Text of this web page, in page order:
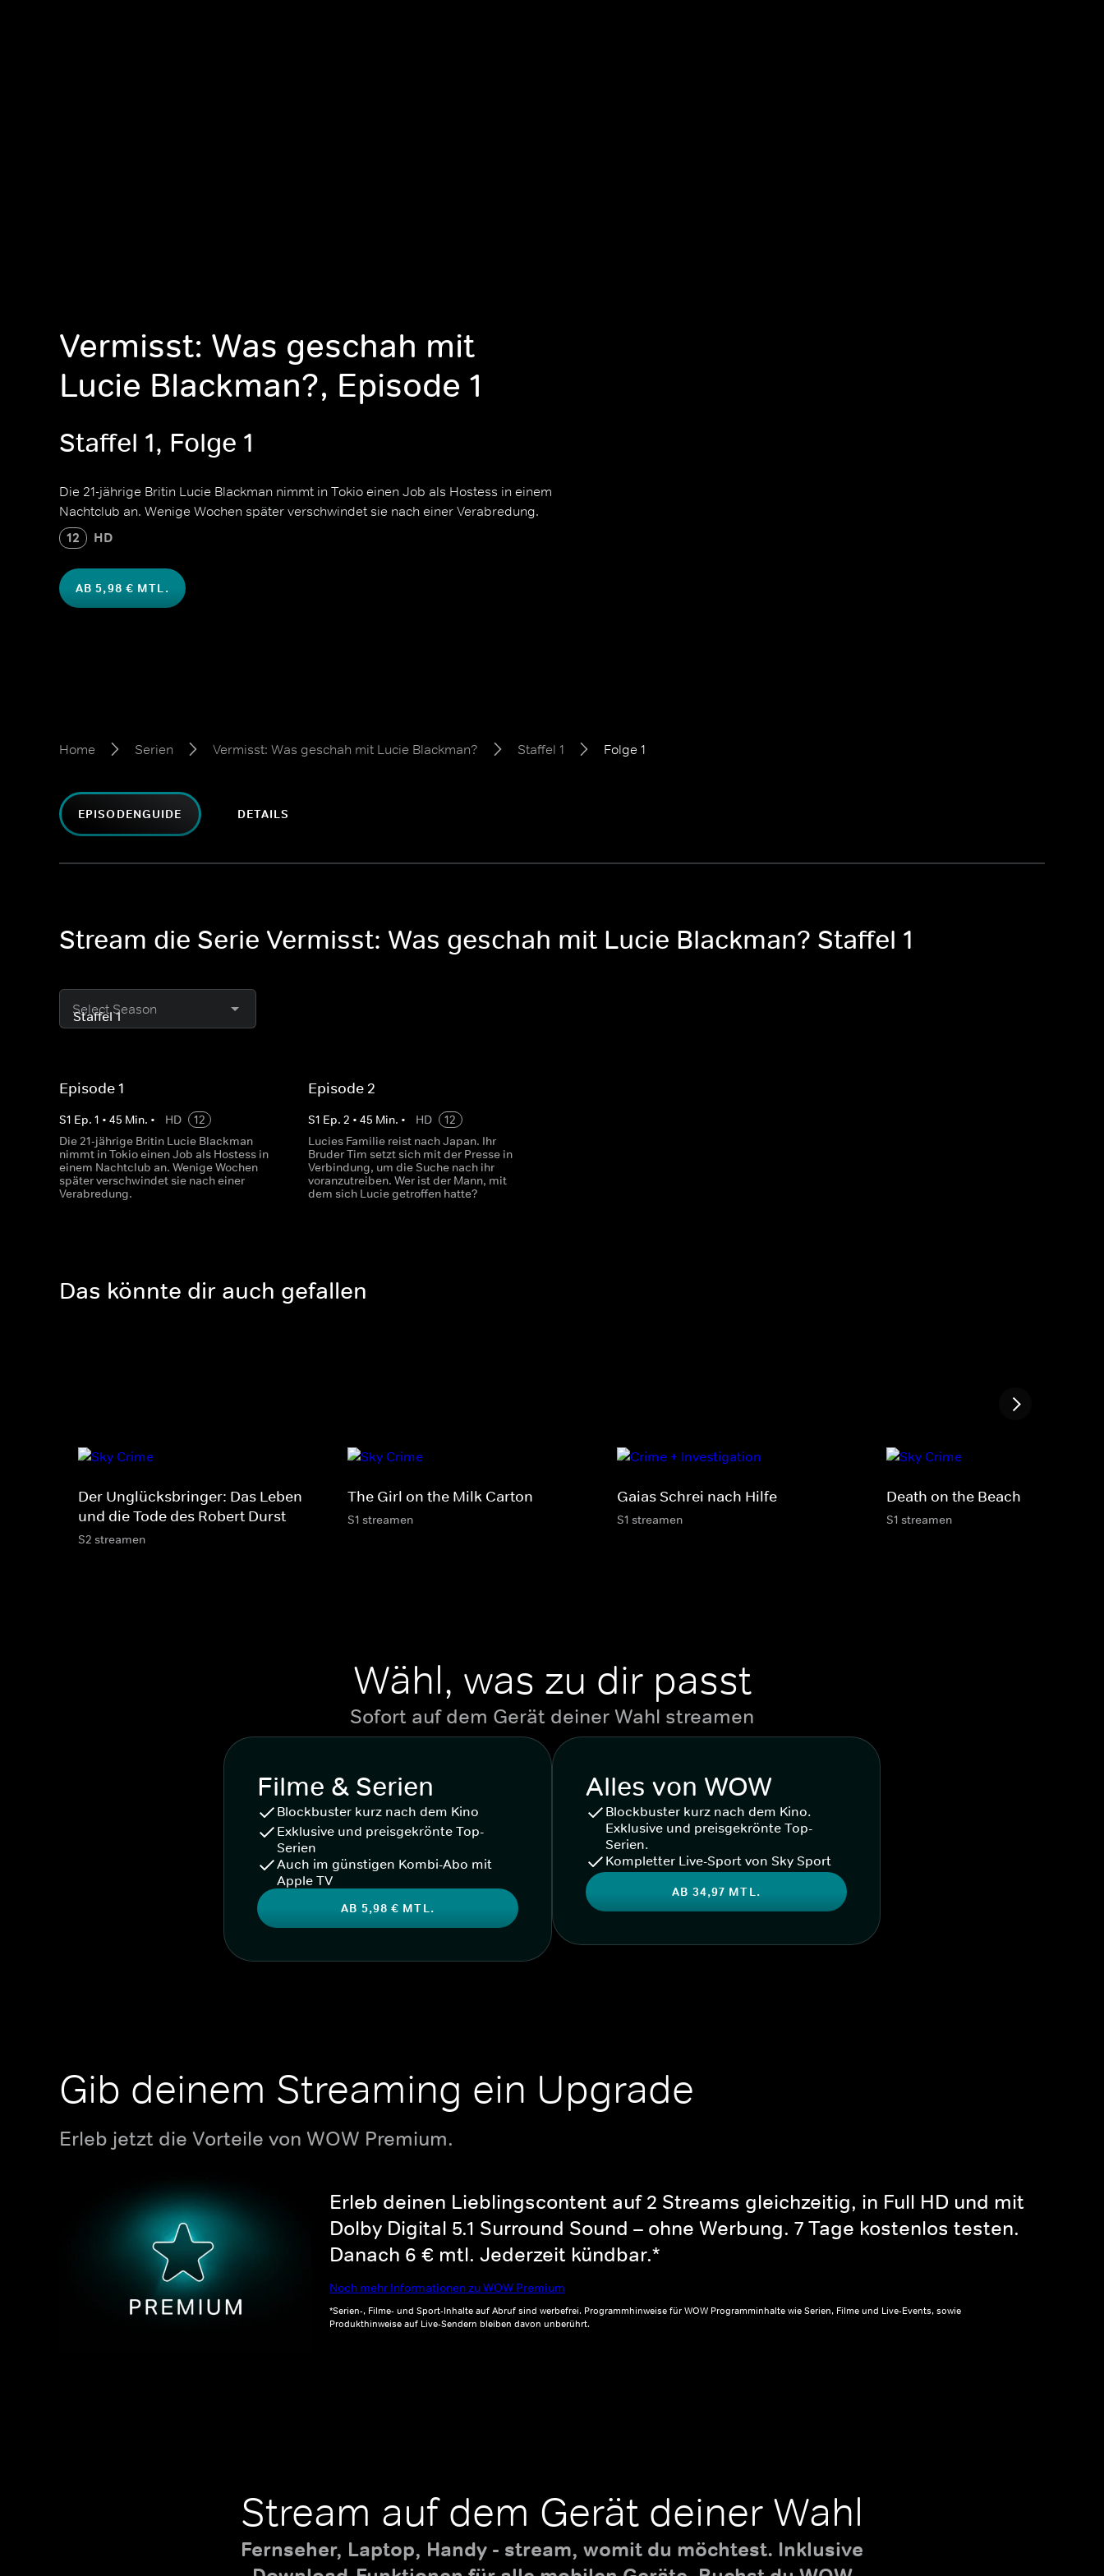
Vermisst: Was geschah mit
Lucie Blackman?, Episode 1
Staffel 1, Folge 1
Die 21-jährige Britin Lucie Blackman nimmt in Tokio einen Job als Hostess in einem
Nachtclub an. Wenige Wochen später verschwindet sie nach einer Verabredung.
12 HD
AB 5,98 € MTL.
Home Serien Vermisst: Was geschah mit Lucie Blackman? Staffel 1 Folge 1
EPISODENGUIDE DETAILS
Stream die Serie Vermisst: Was geschah mit Lucie Blackman? Staffel 1
Select Season
Episode 1
S1 Ep. 1 • 45 Min. • HD
12
Die 21-jährige Britin Lucie Blackman
nimmt in Tokio einen Job als Hostess in
einem Nachtclub an. Wenige Wochen
später verschwindet sie nach einer
Verabredung.
Episode 2
S1 Ep.2 •45 Min. • HD
12
Lucies Familie reist nach Japan. Ihr
Bruder Tim setzt sich mit der Presse in
Verbindung, um die Suche nach ihr
voranzutreiben. Wer ist der Mann, mit
dem sich Lucie getroffen hatte?
Das könnte dir auch gefallen
Der Unglücksbringer: Das Leben
und die Tode des Robert Durst
S2 streamen
The Girl on the Milk Carton
S1 streamen
Gaias Schrei nach Hilfe
S1 streamen
Death on the Beach
S1 streamen
Wähl, was zu dir passt
Sofort auf dem Gerät deiner Wahl streamen
Filme & Serien
Blockbuster kurz nach dem Kino
Exklusive und preisgekrönte Top-
Serien
Auch im günstigen Kombi-Abo mit
Apple TV
AB 5,98 € MTL.
Alles von WOW
Blockbuster kurz nach dem Kino.
Exklusive und preisgekrönte Top-
Serien.
Kompletter Live-Sport von Sky Sport
AB 34,97 MTL.
Gib deinem Streaming ein Upgrade
Erleb jetzt die Vorteile von WOW Premium.
Erleb deinen Lieblingscontent auf 2 Streams gleichzeitig, in Full HD und mit
Dolby Digital 5.1 Surround Sound – ohne Werbung. 7 Tage kostenlos testen.
Danach 6 € mtl. Jederzeit kündbar.*
Noch mehr Informationen zu WOW Premium
*Serien-, Filme- und Sport-Inhalte auf Abruf sind werbefrei. Programmhinweise für WOW Programminhalte wie Serien, Filme und Live-Events, sowie
Produkthinweise auf Live-Sendern bleiben davon unberührt.
Stream auf dem Gerät deiner Wahl
Fernseher, Laptop, Handy - stream, womit du möchtest. Inklusive